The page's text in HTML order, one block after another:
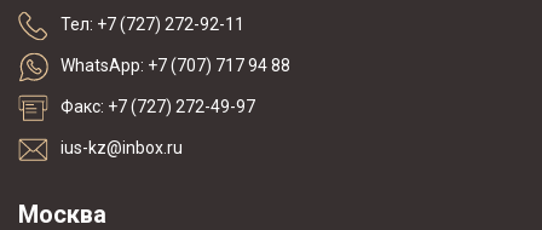
Новости
Образцы договоров с арбитражной
оговоркой
Тел: +7 (727) 272-92-11
WhatsApp: +7 (707) 717 94 88
Факс: +7 (727) 272-49-97
ius-kz@inbox.ru
Москва